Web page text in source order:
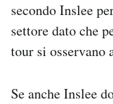
secondo Inslee
settore dato che
tour si osservano
Se anche Inslee